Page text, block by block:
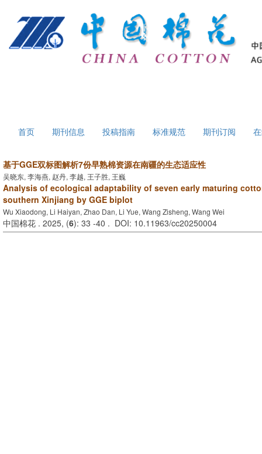
首页 期刊信息 投稿指南 标准规范 期刊订阅
基于GGE双标图解析7份早熟棉资源在南疆的生态适应性
吴晓东, 李海燕, 赵丹, 李越, 王子胜, 王巍
Analysis of ecological adaptability of seven early maturing
southern Xinjiang by GGE biplot
Wu Xiaodong, Li Haiyan, Zhao Dan, Li Yue, Wang Zisheng, Wang Wei
中国棉花 . 2025, (6): 33 -40 . DOI: 10.11963/cc20250004